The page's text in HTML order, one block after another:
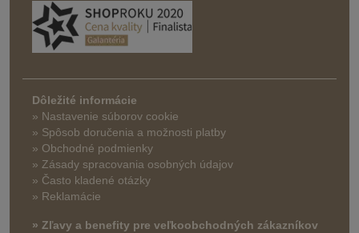
Dôležité informácie
» Nastavenie súborov cookie
» Spôsob doručenia a možnosti platby
» Obchodné podmienky
» Zásady spracovania osobných údajov
» Často kladené otázky
» Reklamácie
» Zľavy a benefity pre veľkoobchodných zákazníkov